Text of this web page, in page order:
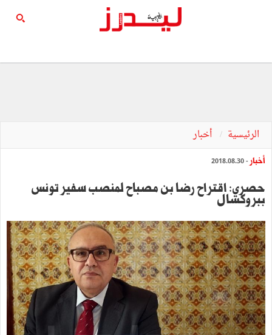
الرئيسية أخبار
أخبار - 2018.08.30
حصري: اقتراح رضا بن مصباح لمنصب سفير تونس
ببروكسال